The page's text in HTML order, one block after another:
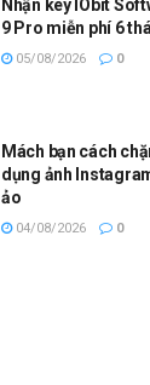
Nhận key IObit
9 Pro miễn phí 6
05/08/2026 0
Mách bạn cách
dụng ảnh
ảo
04/08/2026 0